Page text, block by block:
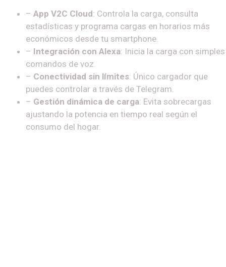
– App V2C Cloud: Controla la carga, consulta
estadísticas y programa cargas en horarios más
económicos desde tu smartphone.
– Integración con Alexa: Inicia la carga con simples
comandos de voz.
– Conectividad sin límites: Único cargador que
puedes controlar a través de Telegram.
– Gestión dinámica de carga: Evita sobrecargas
ajustando la potencia en tiempo real según el
consumo del hogar.